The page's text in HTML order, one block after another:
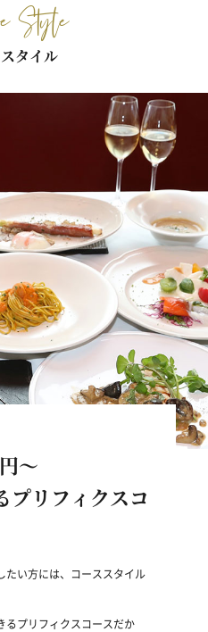
Style
タイル
～
プリフィクスコ
たい方には、コーススタイル
るプリフィクスコースだか